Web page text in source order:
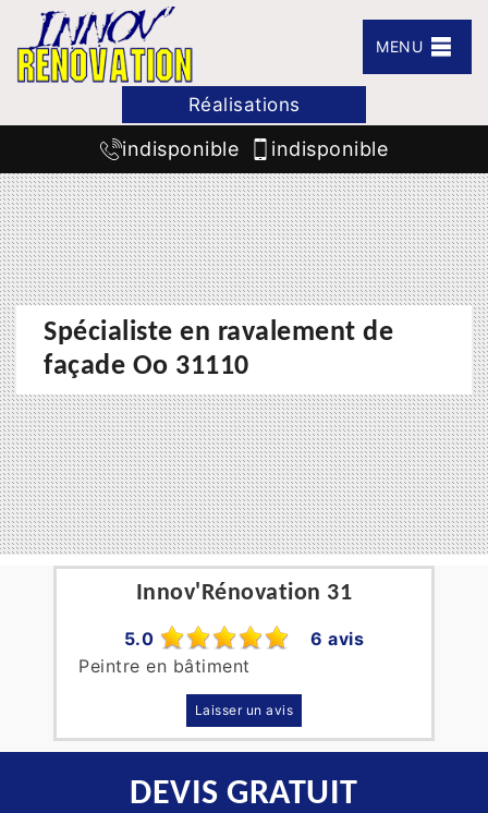
MENU
Réalisations
indisponible indisponible
Spécialiste en ravalement de
façade Oo 31110
Innov'Rénovation 31
5.0
6 avis
Peintre en bâtiment
Laisser un avis
DEVIS GRATUIT